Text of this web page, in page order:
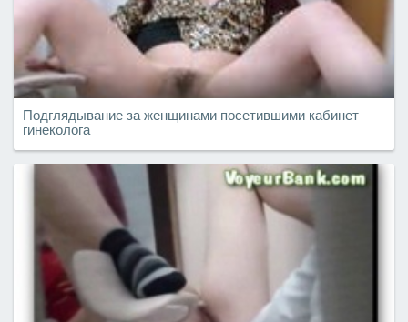
Подглядывание за женщинами посетившими кабинет
гинеколога